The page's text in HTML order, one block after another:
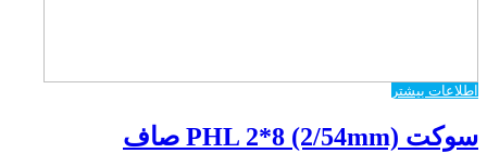
اطلاعات بیشتر
سوکت PHL 2*8 (2/54mm) صاف